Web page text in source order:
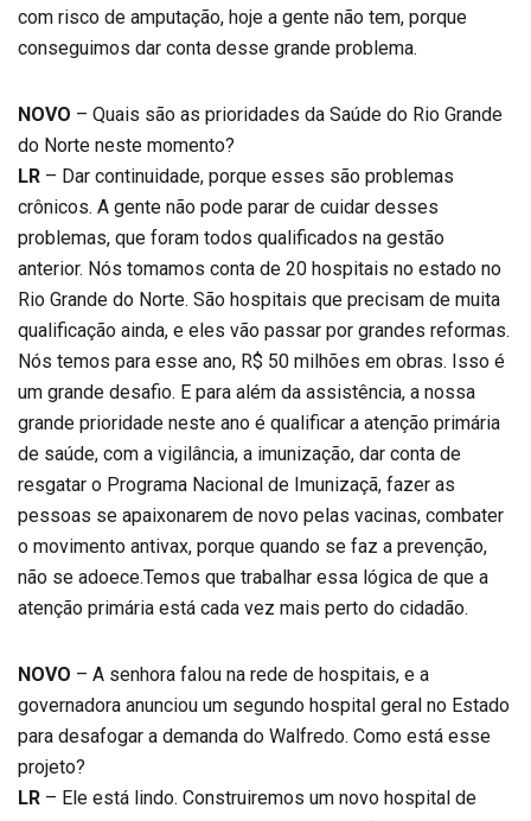
com risco de amputação, hoje a gente não tem, porque
conseguimos dar conta desse grande problema.
NOVO – Quais são as prioridades da Saúde do Rio Grande
do Norte neste momento?
LR – Dar continuidade, porque esses são problemas
crônicos. A gente não pode parar de cuidar desses
problemas, que foram todos qualificados na gestão
anterior. Nós tomamos conta de 20 hospitais no estado no
Rio Grande do Norte. São hospitais que precisam de muita
qualificação ainda, e eles vão passar por grandes reformas.
Nós temos para esse ano, R$ 50 milhões em obras. Isso é
um grande desafio. E para além da assistência, a nossa
grande prioridade neste ano é qualificar a atenção primária
de saúde, com a vigilância, a imunização, dar conta de
resgatar o Programa Nacional de Imunizaçã, fazer as
pessoas se apaixonarem de novo pelas vacinas, combater
o movimento antivax, porque quando se faz a prevenção,
não se adoece.Temos que trabalhar essa lógica de que a
atenção primária está cada vez mais perto do cidadão.
NOVO – A senhora falou na rede de hospitais, e a
governadora anunciou um segundo hospital geral no Estado
para desafogar a demanda do Walfredo. Como está esse
projeto?
LR – Ele está lindo. Construiremos um novo hospital de